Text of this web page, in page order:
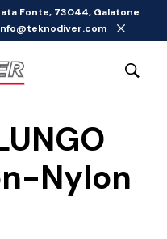
Fonte, 73044, Galatone
Nylon